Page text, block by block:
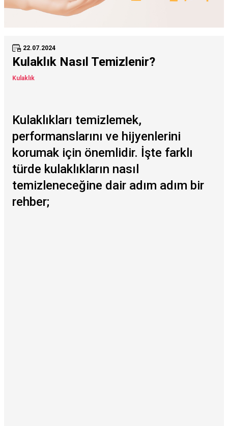
22.07.2024
Kulaklık Nasıl Temizlenir?
Kulaklık
Kulaklıkları temizlemek,
performanslarını ve hijyenlerini
korumak için önemlidir. İşte farklı
türde kulaklıkların nasıl
temizleneceğine dair adım adım bir
rehber;